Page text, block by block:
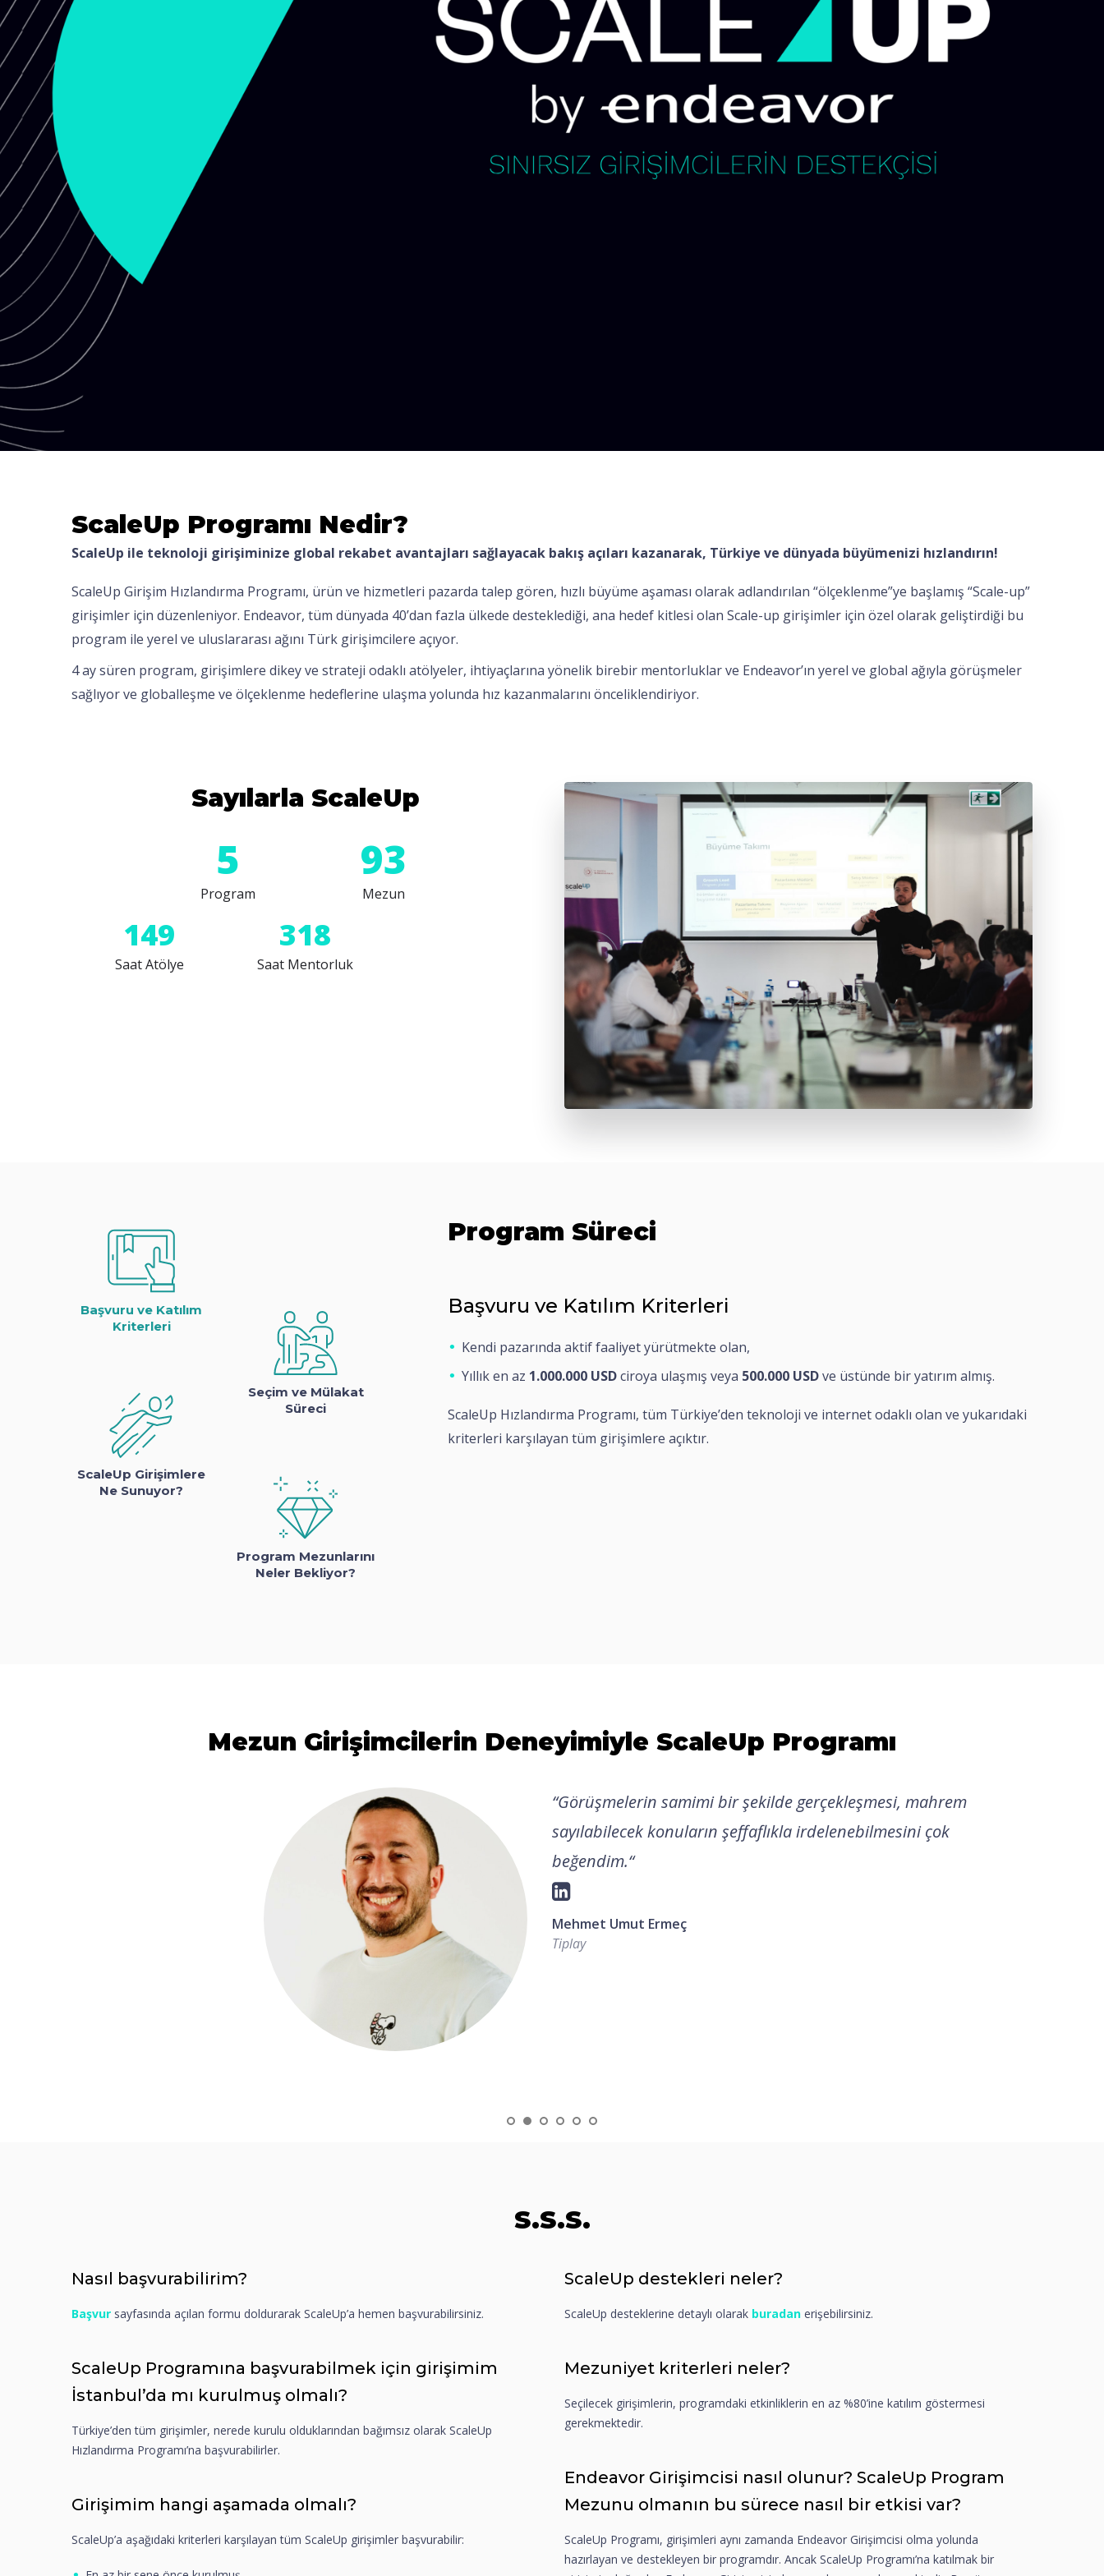
ScaleUp Programı Nedir?
ScaleUp ile teknoloji girişiminize global rekabet avantajları sağlayacak bakış açıları kazanarak, Türkiye ve dünyada büyümenizi hızlandırın!
ScaleUp Girişim Hızlandırma Programı, ürün ve hizmetleri pazarda talep gören, hızlı büyüme aşaması olarak adlandırılan “ölçeklenme”ye başlamış “Scale-up”
girişimler için düzenleniyor. Endeavor, tüm dünyada 40’dan fazla ülkede desteklediği, ana hedef kitlesi olan Scale-up girişimler için özel olarak geliştirdiği bu
program ile yerel ve uluslararası ağını Türk girişimcilere açıyor.
4 ay süren program, girişimlere dikey ve strateji odaklı atölyeler, ihtiyaçlarına yönelik birebir mentorluklar ve Endeavor’ın yerel ve global ağıyla görüşmeler
sağlıyor ve globalleşme ve ölçeklenme hedeflerine ulaşma yolunda hız kazanmalarını önceliklendiriyor.
Sayılarla ScaleUp
6
Program
94
Mezun
150
Saat Atölye
320
Saat Mentorluk
Program Süreci
Başvuru ve Katılım
Kriterleri
Seçim ve Mülakat
Süreci
ScaleUp Girişimlere
Ne Sunuyor?
Program Mezunlarını
Neler Bekliyor?
Başvuru ve Katılım Kriterleri
Kendi pazarında aktif faaliyet yürütmekte olan,
Yıllık en az 1.000.000 USDciroya ulaşmış veya 500.000 USDve üstünde bir yatırım almış.
ScaleUp Hızlandırma Programı, tüm Türkiye’den teknoloji ve internet odaklı olan ve yukarıdaki
kriterleri karşılayan tüm girişimlere açıktır.
Mezun Girişimcilerin Deneyimiyle ScaleUp Programı
“Görüşmelerin samimi bir şekilde gerçekleşmesi, mahrem
sayılabilecek konuların şeffaflıkla irdelenebilmesini çok
beğendim.“
Mehmet Umut Ermeç
Tiplay
S.S.S.
Nasıl başvurabilirim?
Başvur sayfasında açılan formu doldurarak ScaleUp’a hemen başvurabilirsiniz.
ScaleUp Programına başvurabilmek için girişimim
İstanbul’da mı kurulmuş olmalı?
Türkiye’den tüm girişimler, nerede kurulu olduklarından bağımsız olarak ScaleUp
Hızlandırma Programı’na başvurabilirler.
Girişimim hangi aşamada olmalı?
ScaleUp’a aşağıdaki kriterleri karşılayan tüm ScaleUp girişimler başvurabilir:
ScaleUp destekleri neler?
ScaleUp desteklerine detaylı olarak buradan erişebilirsiniz.
Mezuniyet kriterleri neler?
Seçilecek girişimlerin, programdaki etkinliklerin en az %80’ine katılım göstermesi
gerekmektedir.
Endeavor Girişimcisi nasıl olunur? ScaleUp Program
Mezunu olmanın bu sürece nasıl bir etkisi var?
ScaleUp Programı, girişimleri aynı zamanda Endeavor Girişimcisi olma yolunda
hazırlayan ve destekleyen bir programdır. Ancak ScaleUp Programı’na katılmak bir